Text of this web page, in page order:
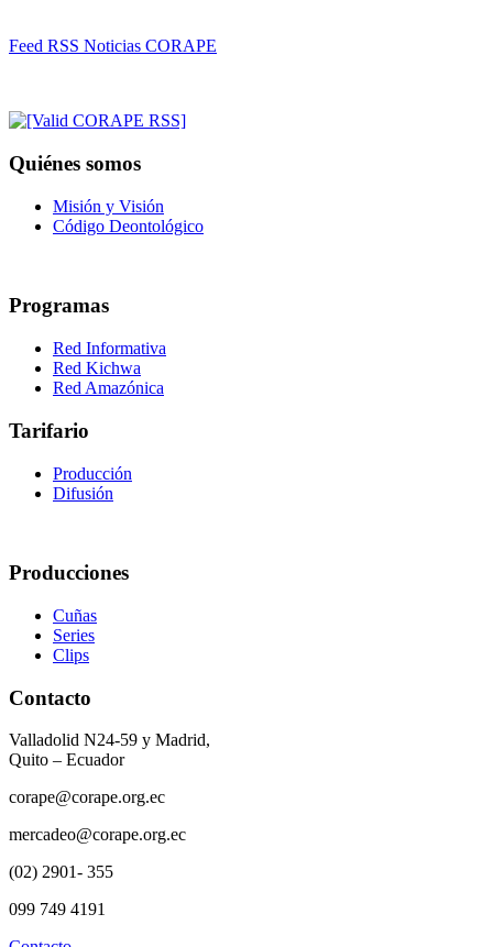
Feed RSS Noticias CORAPE
Quiénes somos
Misión y Visión
Código Deontológico
Programas
Red Informativa
Red Kichwa
Red Amazónica
Tarifario
Producción
Difusión
Producciones
Cuñas
Series
Clips
Contacto
Valladolid N24-59 y Madrid,
Quito – Ecuador
corape@corape.org.ec
mercadeo@corape.org.ec
(02) 2901- 355
099 749 4191